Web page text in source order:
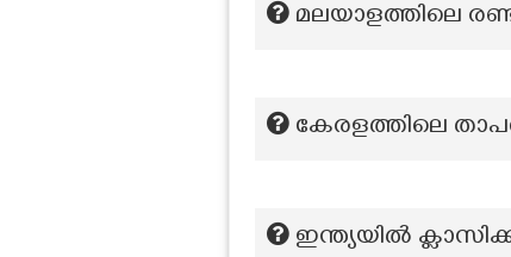
മലയാളത്തിലെ
കേരളത്തിലെ
ഇന്ത്യയിൽ